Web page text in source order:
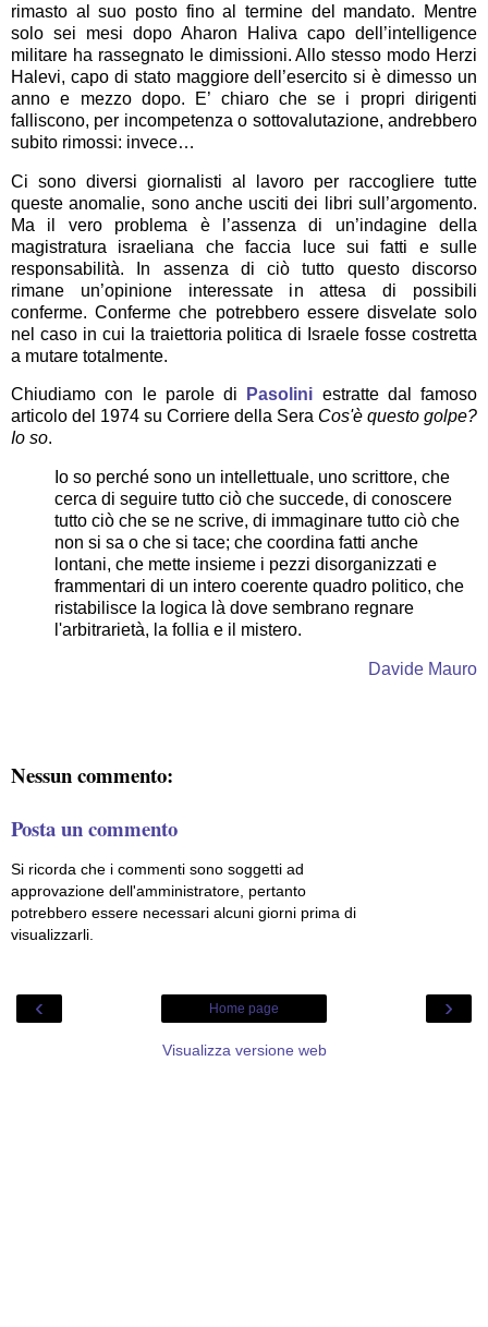
rimasto al suo posto fino al termine del mandato. Mentre
solo sei mesi dopo Aharon Haliva capo dell’intelligence
militare ha rassegnato le dimissioni. Allo stesso modo Herzi
Halevi, capo di stato maggiore dell’esercito si è dimesso un
anno e mezzo dopo. E’ chiaro che se i propri dirigenti
falliscono, per incompetenza o sottovalutazione, andrebbero
subito rimossi: invece…
Ci sono diversi giornalisti al lavoro per raccogliere tutte
queste anomalie, sono anche usciti dei libri sull’argomento.
Ma il vero problema è l’assenza di un’indagine della
magistratura israeliana che faccia luce sui fatti e sulle
responsabilità. In assenza di ciò tutto questo discorso
rimane un’opinione interessate in attesa di possibili
conferme. Conferme che potrebbero essere disvelate solo
nel caso in cui la traiettoria politica di Israele fosse costretta
a mutare totalmente.
Chiudiamo con le parole di Pasolini estratte dal famoso
articolo del 1974 su Corriere della Sera Cos'è questo golpe?
Io so.
Io so perché sono un intellettuale, uno scrittore, che
cerca di seguire tutto ciò che succede, di conoscere
tutto ciò che se ne scrive, di immaginare tutto ciò che
non si sa o che si tace; che coordina fatti anche
lontani, che mette insieme i pezzi disorganizzati e
frammentari di un intero coerente quadro politico, che
ristabilisce la logica là dove sembrano regnare
l'arbitrarietà, la follia e il mistero.
Davide Mauro
Nessun commento:
Posta un commento
Si ricorda che i commenti sono soggetti ad
approvazione dell'amministratore, pertanto
potrebbero essere necessari alcuni giorni prima di
visualizzarli.
‹ ›
Home page
Visualizza versione web